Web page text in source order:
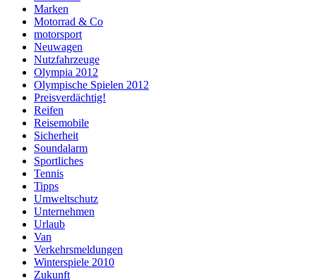
Marken
Motorrad & Co
motorsport
Neuwagen
Nutzfahrzeuge
Olympia 2012
Olympische Spielen 2012
Preisverdächtig!
Reifen
Reisemobile
Sicherheit
Soundalarm
Sportliches
Tennis
Tipps
Umweltschutz
Unternehmen
Urlaub
Van
Verkehrsmeldungen
Winterspiele 2010
Zukunft